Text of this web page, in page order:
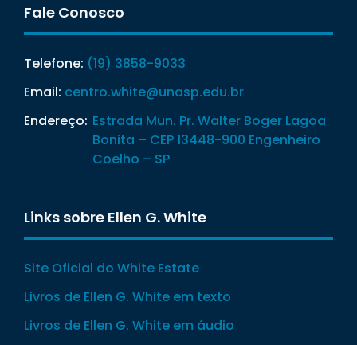
Fale Conosco
Telefone: (19) 3858-9033
Email: centro.white@unasp.edu.br
Endereço: Estrada Mun. Pr. Walter Boger Lagoa
Bonita – CEP 13448-900 Engenheiro
Coelho – SP
Links sobre Ellen G. White
Site Oficial do White Estate
Livros de Ellen G. White em texto
Livros de Ellen G. White em áudio